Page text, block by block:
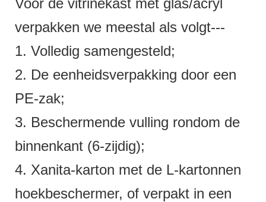
verpakken we meestal als volgt---
1. Volledig samengesteld;
2. De eenheidsverpakking door een
PE-zak;
3. Beschermende vulling rondom de
binnenkant (6-zijdig);
4. Xanita-karton met de L-kartonnen
hoekbeschermer, of verpakt in een